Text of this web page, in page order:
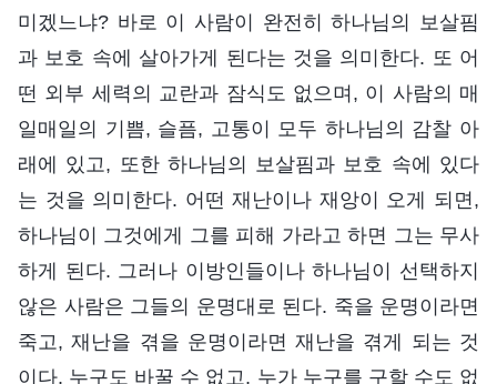
미겠느냐? 바로 이 사람이 완전히 하나님의 보살핌
과 보호 속에 살아가게 된다는 것을 의미한다. 또 어
떤 외부 세력의 교란과 잠식도 없으며, 이 사람의 매
일매일의 기쁨, 슬픔, 고통이 모두 하나님의 감찰 아
래에 있고, 또한 하나님의 보살핌과 보호 속에 있다
는 것을 의미한다. 어떤 재난이나 재앙이 오게 되면,
하나님이 그것에게 그를 피해 가라고 하면 그는 무사
하게 된다. 그러나 이방인들이나 하나님이 선택하지
않은 사람은 그들의 운명대로 된다. 죽을 운명이라면
죽고, 재난을 겪을 운명이라면 재난을 겪게 되는 것
이다. 누구도 바꿀 수 없고, 누가 누구를 구할 수도 없